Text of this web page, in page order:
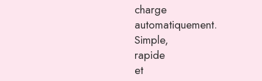
charge
automatiquement.
Simple,
rapide
et